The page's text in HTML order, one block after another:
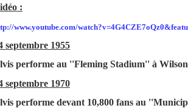
:
www.youtube.com/
septembre 1955
performe au ''Fleming Stadium'' à
septembre 1970
performe devant 10,800 fans au